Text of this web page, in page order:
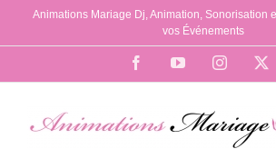
Passer
contenu
Animations Mariage Dj, Animation, Sonorisation
vos Événements
FacebookYouTubeInstagram